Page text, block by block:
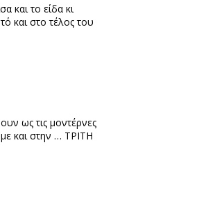
και το είδα κι
και στο τέλος του
ως τις μοντέρνες
και στην … ΤΡΙΤΗ